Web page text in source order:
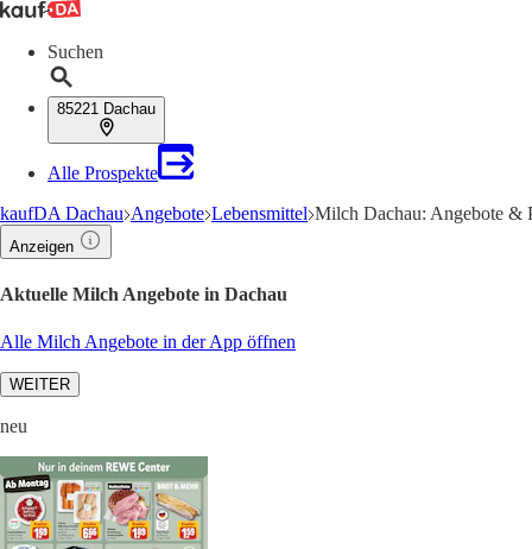
Suchen
85221 Dachau
Alle Prospekte
kaufDA Dachau Angebote Lebensmittel Milch Dachau: Angebote &
Anzeigen
Aktuelle Milch Angebote in Dachau
Alle Milch Angebote in der App öffnen
WEITER
neu